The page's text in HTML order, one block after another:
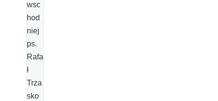
wsc
hod
niej
ps.
Rafa
ł
Trza
sko